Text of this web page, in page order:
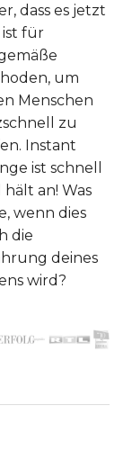
dass es jetzt
ist für
um
Menschen
zu
Instant
ist schnell
an! Was
wenn dies
die
deines
wird?